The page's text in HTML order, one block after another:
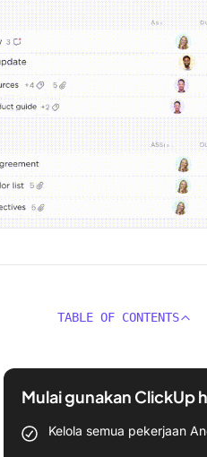
TABLE OF CONTENTS
Mulai gunakan ClickUp
Kelola semua pekerjaan